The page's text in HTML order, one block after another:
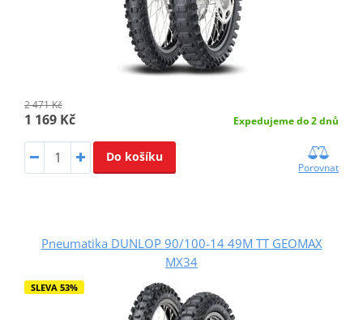
2 471 Kč
1 169 Kč Expedujeme do 2 dnů
Do košíku
Porovnat
Pneumatika DUNLOP 90/100-14 49M TT GEOMAX
MX34
SLEVA 53%